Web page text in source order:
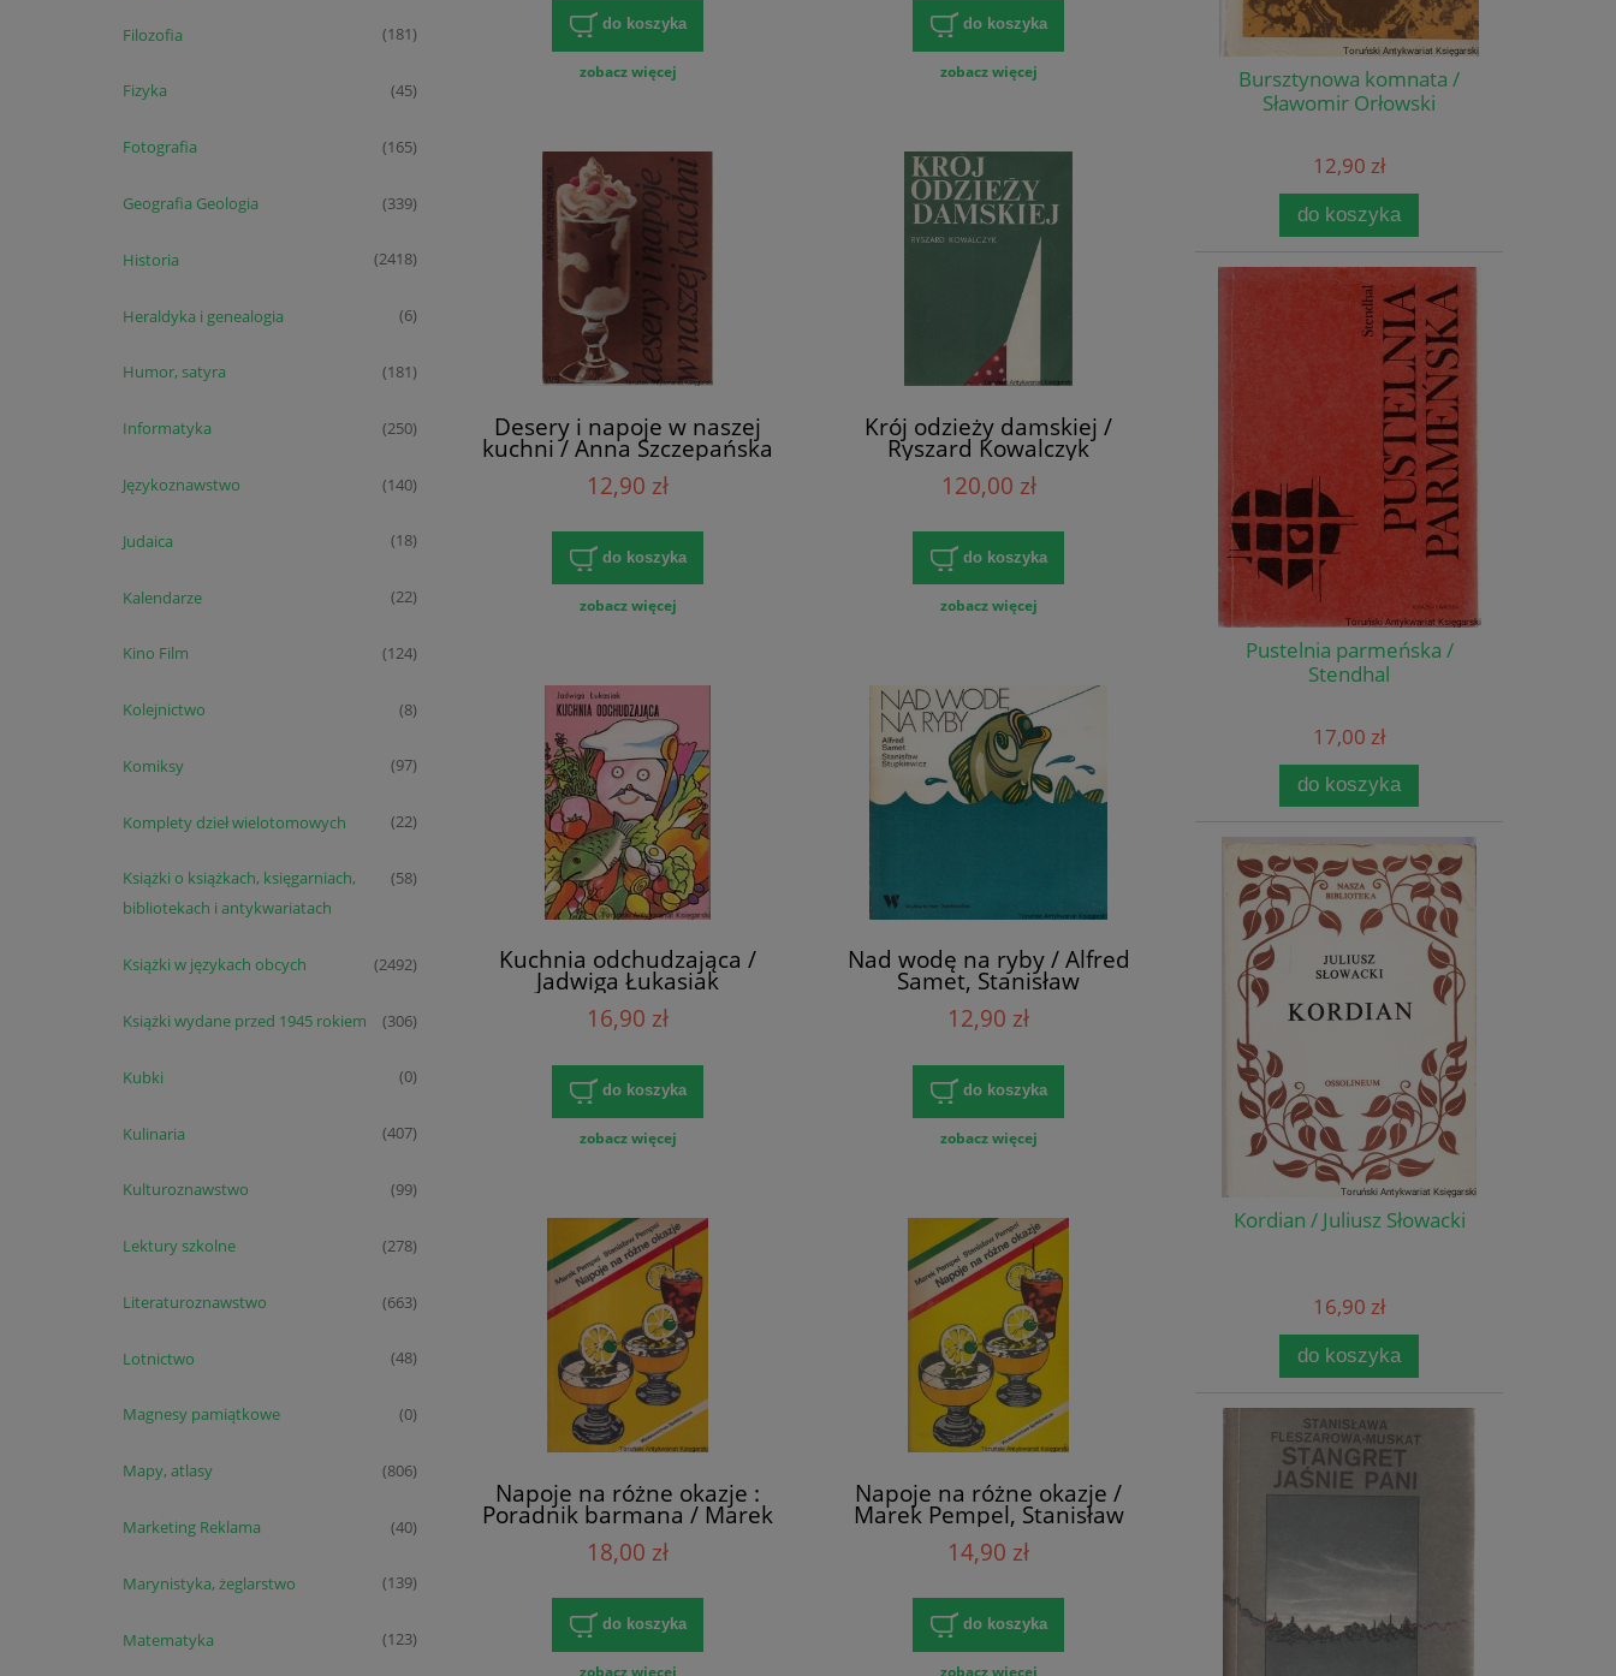
Filozofia (181)
Fizyka (45)
Fotografia (165)
Geografia Geologia (339)
Historia (2418)
Heraldyka i genealogia (6)
Humor, satyra (181)
Informatyka (250)
Językoznawstwo (140)
Judaica (18)
Kalendarze (22)
Kino Film (124)
Kolejnictwo (8)
Komiksy (97)
Komplety dzieł wielotomowych (22)
Książki o książkach, księgarniach,
bibliotekach i antykwariatach
(58)
Książki w językach obcych (2492)
Książki wydane przed 1945 rokiem (306)
Kubki (0)
Kulinaria (407)
Kulturoznawstwo (99)
Lektury szkolne (278)
Literaturoznawstwo (663)
Lotnictwo (48)
Magnesy pamiątkowe (0)
Mapy, atlasy (806)
Marketing Reklama (40)
Marynistyka, żeglarstwo (139)
Matematyka (123)
do koszyka
zobacz więcej
do koszyka
zobacz więcej
Desery i napoje w naszej
kuchni / Anna Szczepańska
12,90 zł
do koszyka
zobacz więcej
Krój odzieży damskiej /
Ryszard Kowalczyk
120,00 zł
do koszyka
zobacz więcej
Kuchnia odchudzająca /
Jadwiga Łukasiak
16,90 zł
do koszyka
zobacz więcej
Nad wodę na ryby / Alfred
Samet, Stanisław
Stupkiewicz
12,90 zł
do koszyka
zobacz więcej
Napoje na różne okazje :
Poradnik barmana / Marek
Pempel, Stanisław Pempel
18,00 zł
do koszyka
zobacz więcej
Napoje na różne okazje /
Marek Pempel, Stanisław
Pempel
14,90 zł
do koszyka
zobacz więcej
Bursztynowa komnata /
Sławomir Orłowski
12,90 zł
do koszyka
Pustelnia parmeńska /
Stendhal
17,00 zł
do koszyka
Kordian / Juliusz Słowacki
16,90 zł
do koszyka